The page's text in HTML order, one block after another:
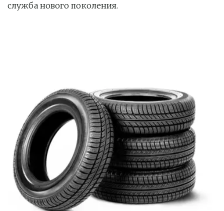
служба нового поколения.